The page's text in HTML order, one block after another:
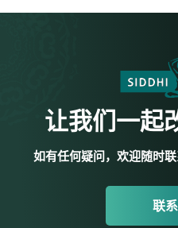
让我们一起
如有任何疑问，欢迎随时
联